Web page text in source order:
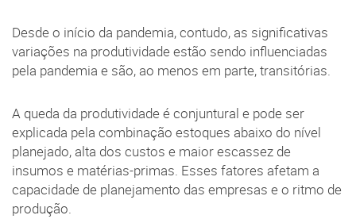
Desde o início da pandemia, contudo, as significativas
variações na produtividade estão sendo influenciadas
pela pandemia e são, ao menos em parte, transitórias.
A queda da produtividade é conjuntural e pode ser
explicada pela combinação estoques abaixo do nível
planejado, alta dos custos e maior escassez de
insumos e matérias-primas. Esses fatores afetam a
capacidade de planejamento das empresas e o ritmo de
produção.